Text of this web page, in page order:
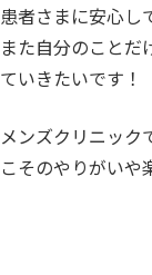
患者さまに安心し
また自分のこと
ていきたいです！
メンズクリニック
こそのやりがいや